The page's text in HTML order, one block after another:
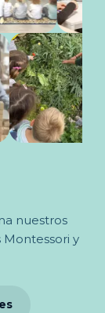
nuestros
y